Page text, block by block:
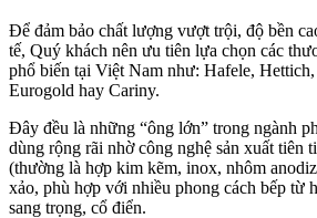
Để đảm bảo chất lượng vượt trội, độ bền
tế, Quý khách nên ưu tiên lựa chọn các
phổ biến tại Việt Nam như: Hafele,
Eurogold hay Cariny.
Đây đều là những “ông lớn” trong ngành
dùng rộng rãi nhờ công nghệ sản xuất tiên
(thường là hợp kim kẽm, inox, nhôm
xảo, phù hợp với nhiều phong cách bếp từ
sang trọng, cổ điển.